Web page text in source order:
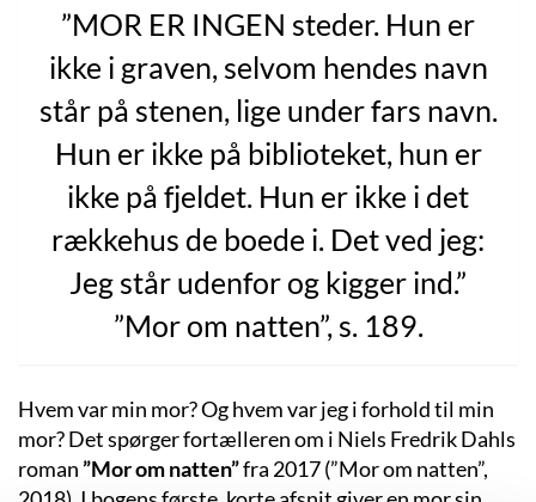
”MOR ER INGEN steder. Hun er
ikke i graven, selvom hendes navn
står på stenen, lige under fars navn.
Hun er ikke på biblioteket, hun er
ikke på fjeldet. Hun er ikke i det
rækkehus de boede i. Det ved jeg:
Jeg står udenfor og kigger ind.”
”Mor om natten”, s. 189.
Hvem var min mor? Og hvem var jeg i forhold til min
mor? Det spørger fortælleren om i Niels Fredrik Dahls
roman”Mor om natten”fra 2017 (”Mor om natten”,